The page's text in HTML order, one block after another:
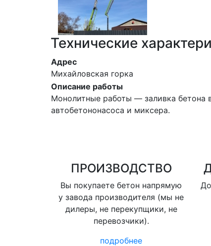
Технические
Адрес
Михайловская горка
Описание работы
Монолитные работы — заливка бетона
автобетононасоса и миксера.
ПРОИЗВОДСТВО
Вы покупаете бетон напрямую
у завода производителя (мы не
дилеры, не перекупщики, не
перевозчики).
подробнее